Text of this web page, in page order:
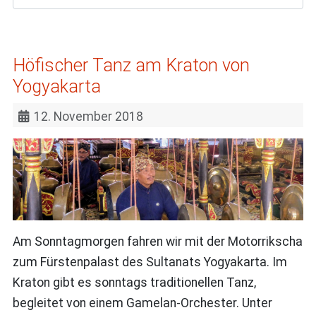
Höfischer Tanz am Kraton von
Yogyakarta
12. November 2018
Am Sonntagmorgen fahren wir mit der Motorrikscha
zum Fürstenpalast des Sultanats Yogyakarta. Im
Kraton gibt es sonntags traditionellen Tanz,
begleitet von einem Gamelan-Orchester. Unter